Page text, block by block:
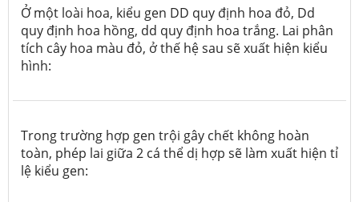
Ở một loài hoa, kiểu gen DD quy định hoa đỏ, Dd
quy định hoa hồng, dd quy định hoa trắng. Lai phân
tích cây hoa màu đỏ, ở thế hệ sau sẽ xuất hiện kiểu
hình:
Trong trường hợp gen trội gây chết không hoàn
toàn, phép lai giữa 2 cá thể dị hợp sẽ làm xuất hiện tỉ
lệ kiểu gen: